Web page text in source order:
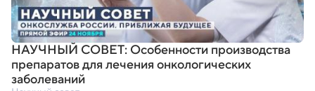
НАУЧНЫЙ СОВЕТ: Особенности производства
препаратов для лечения онкологических
заболеваний